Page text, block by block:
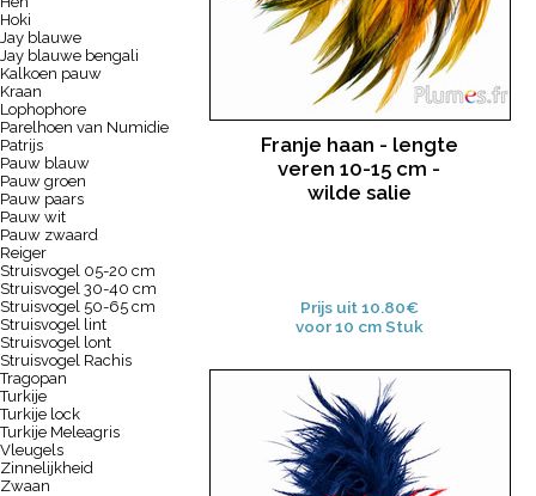
Hoki
Jay blauwe
Jay blauwe bengali
Kalkoen pauw
Kraan
Lophophore
Parelhoen van Numidie
Patrijs
Pauw blauw
Pauw groen
Pauw paars
Pauw wit
Pauw zwaard
Reiger
Struisvogel 05-20 cm
Struisvogel 30-40 cm
Struisvogel 50-65 cm
Struisvogel lint
Struisvogel lont
Struisvogel Rachis
Tragopan
Turkije
Turkije lock
Turkije Meleagris
Vleugels
Zinnelijkheid
Zwaan
Franje haan - lengte
veren 10-15 cm -
wilde salie
Prijs uit 10.80€
voor 10 cm Stuk